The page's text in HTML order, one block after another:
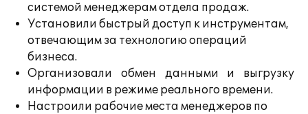
системой менеджерам отдела продаж.
Установили быстрый доступ к инструментам,
отвечающим за технологию операций
бизнеса.
Организовали обмен данными и выгрузку
информации в режиме реального времени.
Настроили рабочие места менеджеров по